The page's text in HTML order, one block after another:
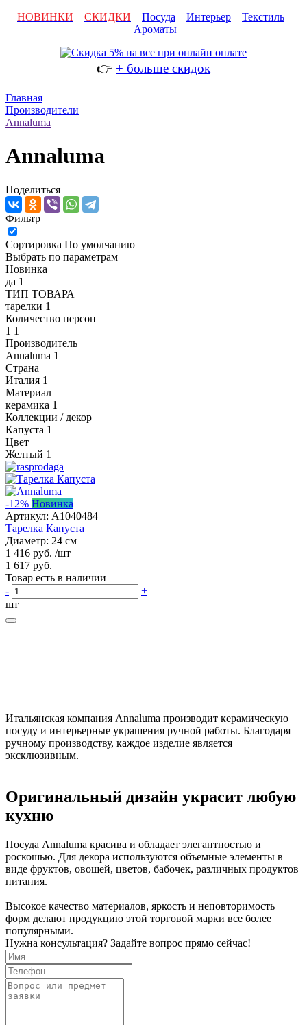
НОВИНКИ
СКИДКИ Посуда Интерьер
Текстиль
Ароматы
👉 + больше скидок
Главная
Производители
Annaluma
Annaluma
Поделиться
Фильтр
Сортировка По умолчанию
Выбрать по параметрам
Новинка
да 1
ТИП ТОВАРА
тарелки 1
Количество персон
1 1
Производитель
Annaluma 1
Страна
Италия 1
Материал
керамика 1
Коллекции / декор
Капуста 1
Цвет
Желтый 1
-12% Новинка
Артикул: A1040484
Тарелка Капуста
Диаметр: 24 см
1 416 руб. /шт
1 617 руб.
Товар есть в наличии
-
+
шт
Итальянская компания Annaluma производит керамическую
посуду и интерьерные украшения ручной работы. Благодаря
ручному производству, каждое изделие является
эксклюзивным.
Оригинальный дизайн украсит любую
кухню
Посуда Annaluma красива и обладает элегантностью и
роскошью. Для декора используются объемные элементы в
виде фруктов, овощей, цветов, бабочек, различных продуктов
питания.
Высокое качество материалов, яркость и неповторимость
форм делают продукцию этой торговой марки все более
популярными.
Нужна консультация? Задайте вопрос прямо сейчас!